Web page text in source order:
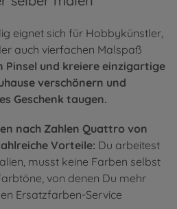
eignet sich für Hobbykünstler,
auch vierfachen Malspaß
Pinsel und kreiere einzigartige
verschönern und
Geschenk taugen.
nach Zahlen Quattro von
Vorteile: Du arbeitest
musst keine Farben selbst
von denen Du mehr
Ersatzfarben-Service